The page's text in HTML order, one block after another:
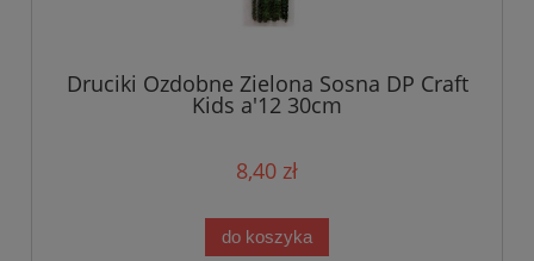
Druciki Ozdobne Zielona Sosna DP Craft
Kids a'12 30cm
8,40 zł
do koszyka